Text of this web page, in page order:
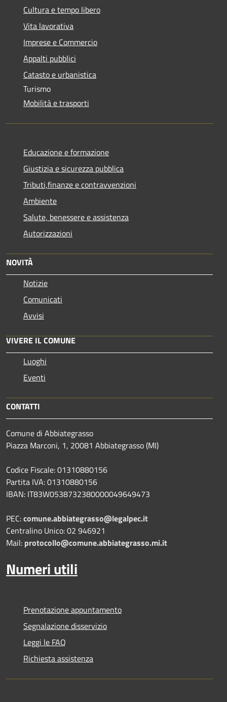
Cultura e tempo libero
Vita lavorativa
Imprese e Commercio
Appalti pubblici
Catasto e urbanistica
Turismo
Mobilità e trasporti
Educazione e formazione
Giustizia e sicurezza pubblica
Tributi,finanze e contravvenzioni
Ambiente
Salute, benessere e assistenza
Autorizzazioni
NOVITÀ
Notizie
Comunicati
Avvisi
VIVERE IL COMUNE
Luoghi
Eventi
CONTATTI
Comune di Abbiategrasso
Piazza Marconi, 1, 20081 Abbiategrasso (MI)
Codice Fiscale: 01310880156
Partita IVA: 01310880156
IBAN: IT83W0538732380000049649473
PEC:comune.abbiategrasso@legalpec.it
Centralino Unico: 02 946921
Mail: protocollo@comune.abbiategrasso.mi.it
Numeri utili
Prenotazione appuntamento
Segnalazione disservizio
Leggi le FAQ
Richiesta assistenza